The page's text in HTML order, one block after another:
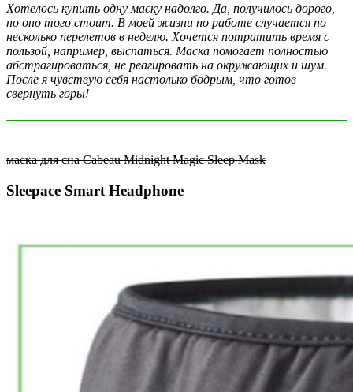
Хотелось купить одну маску надолго. Да, получилось дорого,
но оно того стоит. В моей жизни по работе случается по
несколько перелетов в неделю. Хочется потратить время с
пользой, например, выспаться. Маска помогает полностью
абстрагироваться, не реагировать на окружающих и шум.
После я чувствую себя настолько бодрым, что готов
свернуть горы!
маска для сна Cabeau Midnight Magic Sleep Mask
Sleepace Smart Headphone